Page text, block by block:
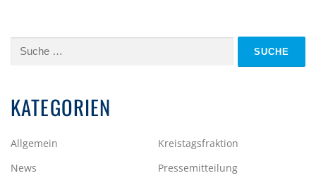
Suche
KATEGORIEN
Allgemein
Kreistagsfraktion
News
Pressemitteilung